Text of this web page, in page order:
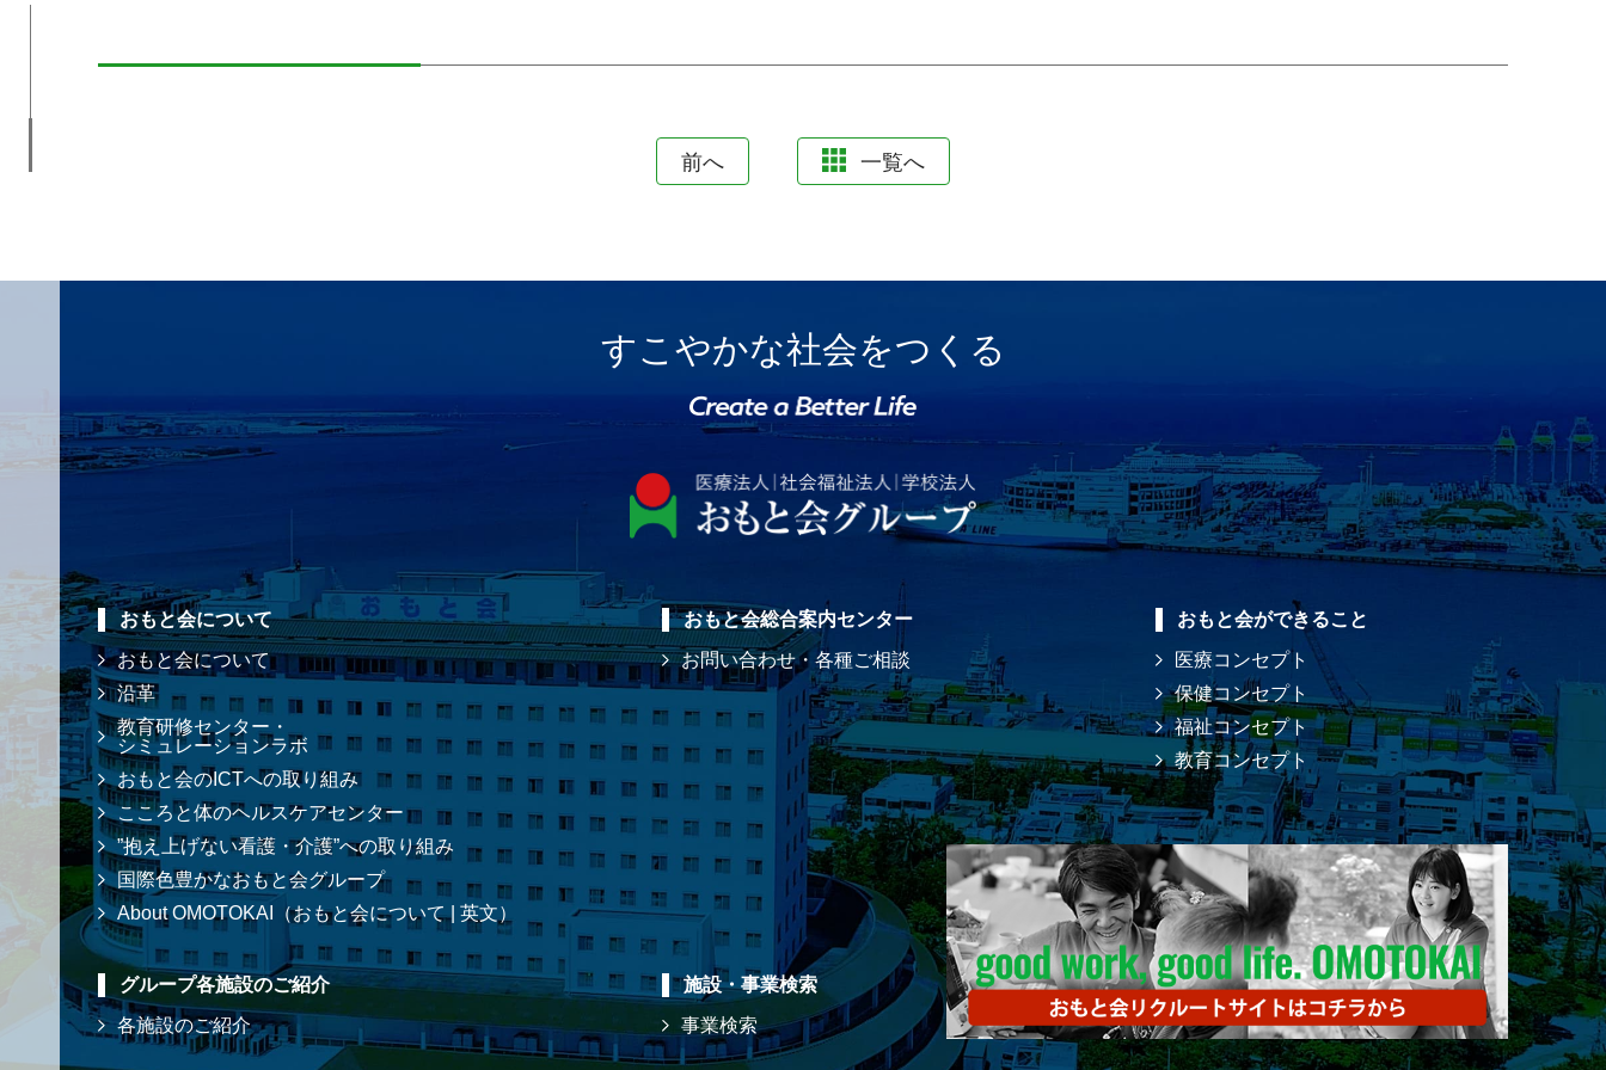
前へ 一覧へ
すこやかな社会をつくる
おもと会について
おもと会について
沿革
教育研修センター・
シミュレーションラボ
おもと会のICTへの取り組み
こころと体のヘルスケアセンター
”抱え上げない看護・介護”への取り組み
国際色豊かなおもと会グループ
About OMOTOKAI（おもと会について | 英文）
おもと会総合案内センター
お問い合わせ・各種ご相談
おもと会ができること
医療コンセプト
保健コンセプト
福祉コンセプト
教育コンセプト
グループ各施設のご紹介
各施設のご紹介
施設・事業検索
事業検索